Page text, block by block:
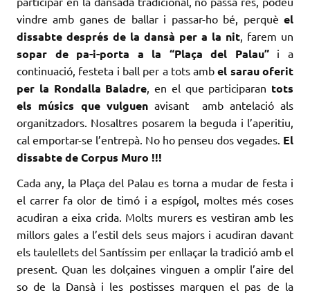
vindre amb ganes de ballar i passar-ho bé, perquè el
dissabte després de la dansà per a la nit , farem un
sopar de pa-i-porta a la “Plaça del Palau” i a
continuació, festeta i ball per a tots ambel sarau oferit
per la Rondalla Baladre , en el que participaran tots
els músics que vulguen avisant amb antelació als
organitzadors. Nosaltres posarem la beguda i l’aperitiu,
cal emportar-se l’entrepà. No ho penseu dos vegades. El
dissabte de Corpus Muro !!!
Cada any, la Plaça del Palau es torna a mudar de festa i
el carrer fa olor de timó i a espígol, moltes més coses
acudiran a eixa crida. Molts murers es vestiran amb les
millors gales a l’estil dels seus majors i acudiran davant
els taulellets del Santíssim per enllaçar la tradició amb el
present. Quan les dolçaines vinguen a omplir l’aire del
so de la Dansà i les postisses marquen el pas de la